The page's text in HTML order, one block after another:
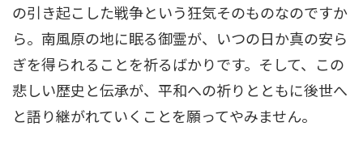
の引き起こした戦争という狂気そのものなのですか
ら。南風原の地に眠る御霊が、いつの日か真の安ら
ぎを得られることを祈るばかりです。そして、この
悲しい歴史と伝承が、平和への祈りとともに後世へ
と語り継がれていくことを願ってやみません。